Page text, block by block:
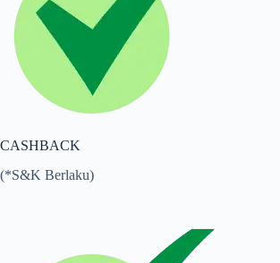
CASHBACK
(*S&K Berlaku)